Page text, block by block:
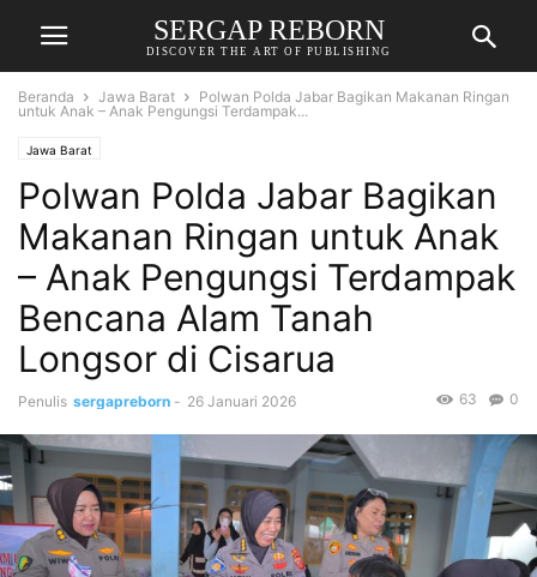
SERGAP REBORN
DISCOVER THE ART OF PUBLISHING
Beranda Jawa Barat
Polwan Polda Jabar Bagikan Makanan Ringan
untuk Anak – Anak Pengungsi Terdampak...
Jawa Barat
Polwan Polda Jabar Bagikan
Makanan Ringan untuk Anak
– Anak Pengungsi Terdampak
Bencana Alam Tanah
Longsor di Cisarua
Penulis sergapreborn - 26 Januari 2026 0
63